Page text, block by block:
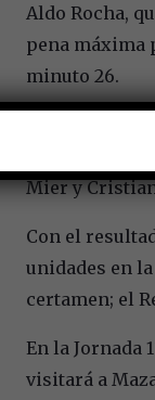
Aldo Rocha,
pena máxima
minuto 26.
Mier y
Con el
unidades en
certamen; el
En la Jornada
visitará a